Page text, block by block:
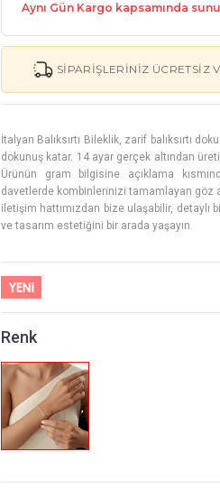
Aynı Gün Kargo kapsamında
SIPARIŞLERINIZ ÜCRETSIZ
İtalyan Balıksırtı Bileklik, zarif balıksırtı
dokunuş katar. 14 ayar gerçek altından
Ürünün gram bilgisine açıklama
davetlerde kombinlerinizi tamamlayan göz
iletişim hattımızdan bize ulaşabilir,
ve tasarım estetiğini bir arada yaşayın.
Renk